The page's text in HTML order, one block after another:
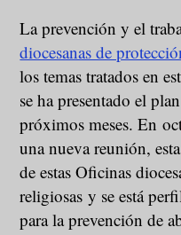
La prevención y el
diocesanas de
los temas tratados en
se ha presentado el
próximos meses. En
una nueva reunión,
de estas Oficinas
religiosas y se está
para la prevención de